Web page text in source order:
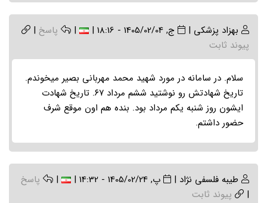
بهزاد پزشکی | ج, 1405/02/04 - 18:16 |
| پاسخ |
پیوند ثابت
سلام. در سامانه در مورد شهید محمد مهربانی بصیر میخوندم.
تاریخ شهادتش رو نوشتید ششم مرداد ۶۷. تاریخ شهادت
ایشون روز شنبه یکم مرداد بود. بنده هم اون موقع شرف
حضور داشتم.
طیبه فلسفی نژاد | پ, 1405/02/24 - 14:32 |
|
پاسخ
|
پیوند ثابت